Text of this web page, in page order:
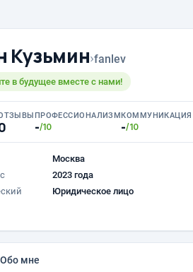
Кузьмин›fanlev
в будущее вместе с нами!
ПРОФЕССИОНАЛИЗМ
-/10
КОММУНИКАЦИЯ
-/10
Москва
2023 года
Юридическое лицо
Обо мне